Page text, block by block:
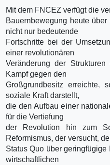
Mit dem FNCEZ verfügt die
Bauernbewegung heute
nicht nur bedeutende
Fortschritte bei der
einer revolutionären
Veränderung der
Kampf gegen den
Großgrundbesitz erreichte,
soziale Kraft darstellt,
die den Aufbau einer
für die Vertiefung
der Revolution hin zum
Reformismus, der versucht,
Status Quo über
wirtschaftlichen